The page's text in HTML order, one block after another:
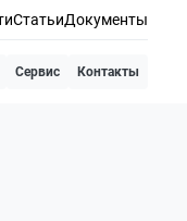
СтатьиДокументы
Сервис Контакты